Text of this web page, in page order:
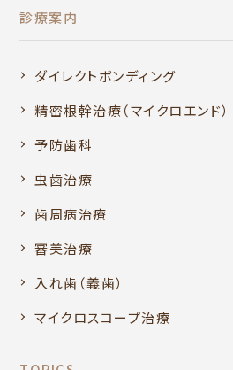
診療案内
ダイレクトボンディング
精密根幹治療（マイクロエンド）
予防歯科
虫歯治療
歯周病治療
審美治療
入れ歯（義歯）
マイクロスコープ治療